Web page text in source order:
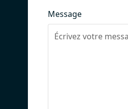
Message